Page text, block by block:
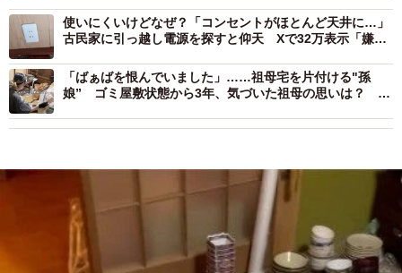
使いにくいけどなぜ？「コンセントがほとんど天井に…」
古民家に引っ越し電源を探すと仰天 Xで32万表示「嫌が
「ばぁばを恨んでいました」……祖母宅を片付ける"孫
娘” ゴミ屋敷状態から3年、気づいた祖母の思いは？